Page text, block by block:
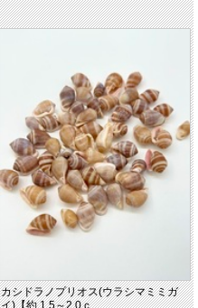
カシドラノプリオス(ウラシマミミガ